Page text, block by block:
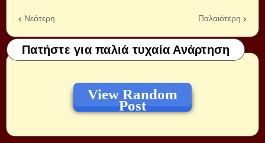
Νεότερη Παλαιότερη
Πατήστε για παλιά τυχαία Ανάρτηση
View Random
Post